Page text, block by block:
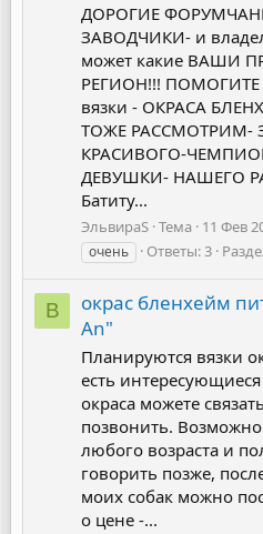
ДОРОГИЕ
ЗАВОДЧИКИ- и
может какие ВАШИ
РЕГИОН!!!
вязки - ОКРАСА
ТОЖЕ РАССМОТРИМ-
КРАСИВОГО-
ДЕВУШКИ- НАШЕГО
Батиту...
ЭльвираS Тема 11 Фев
очень
Ответы: 3
B
окрас бленхейм
An"
Планируются вязки
есть
окраса можете
позвонить.
любого возраста и
говорить позже,
моих собак можно
о цене -...